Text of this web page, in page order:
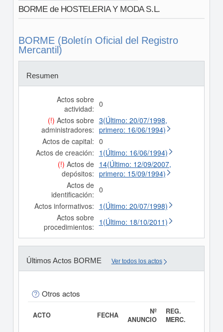
BORME de HOSTELERIA Y MODA S.L.
BORME (Boletín Oficial del Registro
Mercantil)
Resumen
Actos sobre
actividad: 0
(!) Actos sobre
administradores:
3(Último: 20/07/1998,
primero: 16/06/1994)
Actos de capital: 0
Actos de creación: 1(Último: 16/06/1994)
(!) Actos de
depósitos:
14(Último: 12/09/2007,
primero: 15/09/1994)
Actos de
identificación: 0
Actos informativos: 1(Último: 20/07/1998)
Actos sobre
procedimientos: 1(Último: 18/10/2011)
Últimos Actos BORME Ver todos los actos
Otros actos
ACTO FECHA
Nº
ANUNCIO
REG.
MERC.